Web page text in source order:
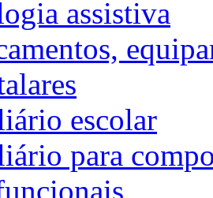
assistiva
escolar
para